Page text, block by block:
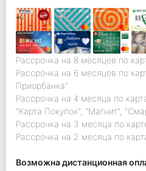
Рассрочка на 8 месяцев по
Рассрочка на 6 месяцев по
Приорбанка"
Рассрочка на 4 месяца по
"Карта Покупок", "Магнит",
Рассрочка на 3 месяца по
Рассрочка на 2 месяца по
Возможна дистанционная